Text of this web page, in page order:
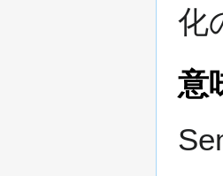
化
意